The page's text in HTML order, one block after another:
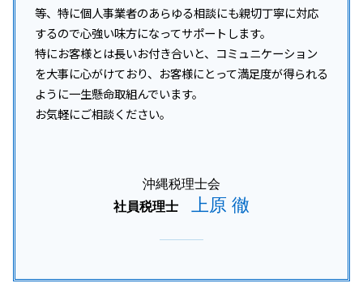
等、特に個人事業者のあらゆる相談にも親切丁寧に対応
するので心強い味方になってサポートします。
特にお客様とは長いお付き合いと、コミュニケーション
を大事に心がけており、お客様にとって満足度が得られる
ように一生懸命取組んでいます。
お気軽にご相談ください。
沖縄税理士会
社員税理士
上原 徹